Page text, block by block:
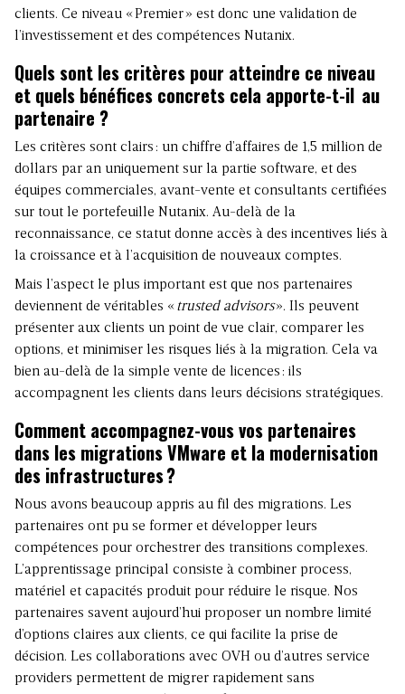
clients. Ce niveau « Premier » est donc une validation de
l’investissement et des compétences Nutanix.
Quels sont les critères pour atteindre ce niveau
et quels bénéfices concrets cela apporte-t-il au
partenaire ?
Les critères sont clairs : un chiffre d’affaires de 1,5 million de
dollars par an uniquement sur la partie software, et des
équipes commerciales, avant-vente et consultants certifiées
sur tout le portefeuille Nutanix. Au-delà de la
reconnaissance, ce statut donne accès à des incentives liés à
la croissance et à l’acquisition de nouveaux comptes.
Mais l’aspect le plus important est que nos partenaires
deviennent de véritables «trusted advisors». Ils peuvent
présenter aux clients un point de vue clair, comparer les
options, et minimiser les risques liés à la migration. Cela va
bien au-delà de la simple vente de licences : ils
accompagnent les clients dans leurs décisions stratégiques.
Comment accompagnez-vous vos partenaires
dans les migrations VMware et la modernisation
des infrastructures ?
Nous avons beaucoup appris au fil des migrations. Les
partenaires ont pu se former et développer leurs
compétences pour orchestrer des transitions complexes.
L’apprentissage principal consiste à combiner process,
matériel et capacités produit pour réduire le risque. Nos
partenaires savent aujourd’hui proposer un nombre limité
d’options claires aux clients, ce qui facilite la prise de
décision. Les collaborations avec OVH ou d’autres service
providers permettent de migrer rapidement sans